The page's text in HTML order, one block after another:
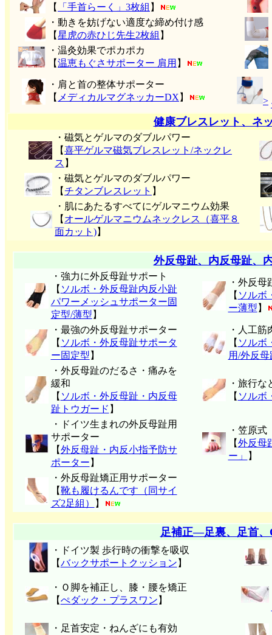
【
「手首らーく」3枚組 】
・動きを妨げない適度な締め付け感
【星虎の赤ひじ先生2枚組 】
・温灸効果でポカポカ
【温恵もぐさサポーター 肩用 】
・肩と首の整体サポーター
【 メディカルマグネッカーDX 】 >
健康ブレスレット、ネ
・磁気とゲルマのダブルパワー
【喜平ゲルマ磁気ブレスレット/ネックレ
ス 】
・磁気とゲルマのダブルパワー
【チタンブレスレット 】
・肌にあたるすべてにゲルマニウム効果
【 オールゲルマニウムネックレス（喜平８
面カット)】
外反母趾、内反母趾、
・強力に外反母趾サポート
【 ソルボ・外反母趾内反小趾
パワーメッシュサポーター固
定型/薄型 】
・外反
【 ソルボ
ー薄型 】
・最強の外反母趾サポーター
【 ソルボ・外反母趾サポータ
ー固定型 】
・人工筋
【 ソルボ
用/外反
・外反母趾のだるさ・痛みを
緩和
【 ソルボ・外反母趾・内反母
趾トウガード 】
・旅行な
【 ソルボ
・ドイツ生まれの外反母趾用
サポーター
【外反母趾・内反小指予防サ
ポーター 】
・笠原式
【外反母
ー」
】
・外反母趾矯正用サポーター
【靴も履けるんです（同サイ
ズ2足組）
】
足補正―足裏、足首
・ドイツ製 歩行時の衝撃を吸収
【バックサポートクッション 】
・Ｏ脚を補正し、膝・腰を矯正
【ぺダック・プラスワン 】
・足首安定・ねんざにも有効